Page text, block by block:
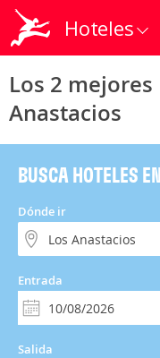
Hoteles
Los 2
Anastacios
BUSCA HOTELES
Dónde ir
Entrada
Salida